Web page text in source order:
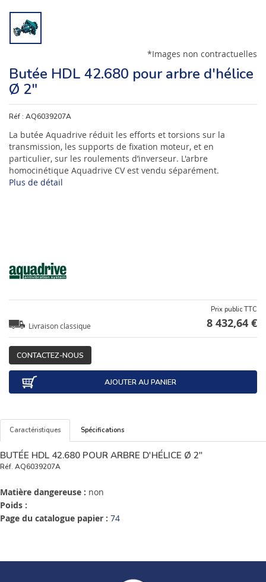
*Images non contractuelles
Butée HDL 42.680 pour arbre d'hélice
Ø 2"
Réf : AQ6039207A
La butée Aquadrive réduit les efforts et torsions sur la
transmission, les supports de fixation moteur, et en
particulier, sur les roulements d’inverseur. L'arbre
homocinétique Aquadrive CV est vendu séparément.
Plus de détail
Livraison classique
Prix public TTC
8 432,64 €
CONTACTEZ-NOUS
AJOUTER AU PANIER
Caractéristiques Spécifications
BUTÉE HDL 42.680 POUR ARBRE D'HÉLICE Ø 2"
Réf. AQ6039207A
Matière dangereuse : non
Poids :
Page du catalogue papier : 74